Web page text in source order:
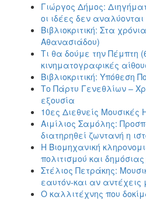
Γιώργος Δήμος:
οι ιδέες δεν αναλύονται
Βιβλιοκριτική: Στα
Αθανασιάδου)
Τι θα δούμε την Πέμπτη
κινηματογραφικές
Βιβλιοκριτική: Υπόθεση
Το Πάρτυ Γενεθλίων –
εξουσία
10ες Διεθνείς
Αιμίλιος Σαμόλης:
διατηρηθεί ζωντανή η
Η Βιομηχανική
πολιτισμού και
Στέλιος Πετράκης:
εαυτόν-και αν αντέχεις
Ο καλλιτέχνης που